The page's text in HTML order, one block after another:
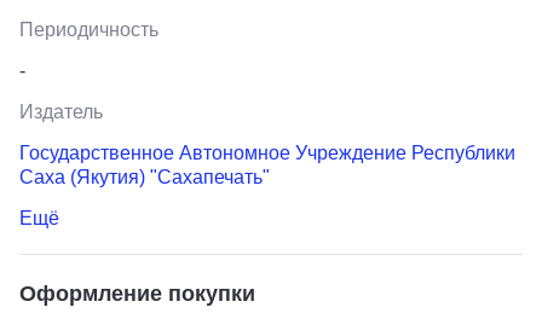
Периодичность
-
Издатель
Государственное Автономное Учреждение Республики
Саха (Якутия) "Сахапечать"
Ещё
Оформление покупки